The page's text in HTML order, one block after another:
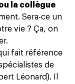
la collègue
Sera-ce un
vie ? Ça, on
fait référence
de
Léonard). Il